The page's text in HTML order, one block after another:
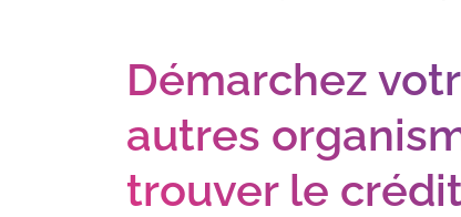
Démarchez
autres
trouver le